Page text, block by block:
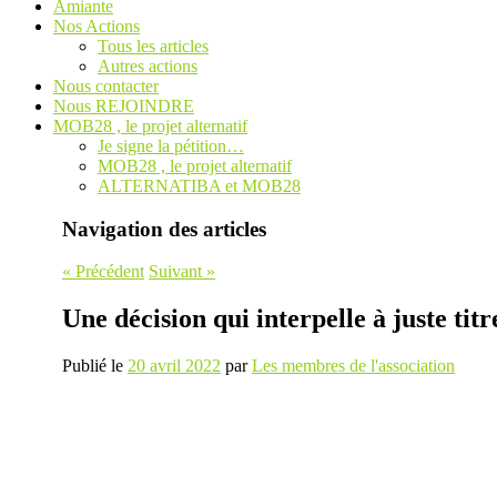
Amiante
Nos Actions
Tous les articles
Autres actions
Nous contacter
Nous REJOINDRE
MOB28 , le projet alternatif
Je signe la pétition…
MOB28 , le projet alternatif
ALTERNATIBA et MOB28
Navigation des articles
« Précédent Suivant »
Une décision qui interpelle à juste
Publié le 20 avril 2022 parLes membres de l'association